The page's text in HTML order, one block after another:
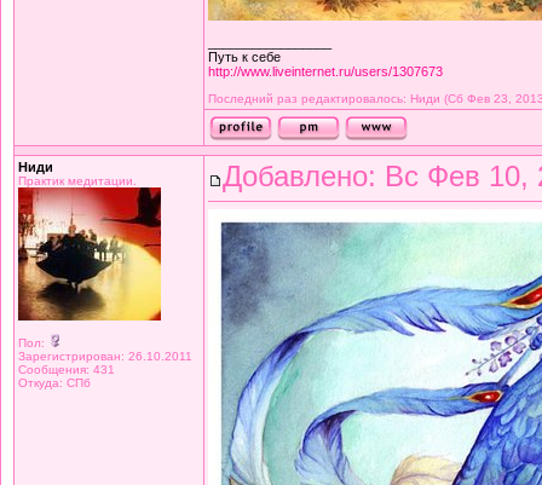
Путь к себе
http://www.liveinternet.ru/users/1307673
Последний раз редактировалось: Ниди (Сб Фев 23,
Ниди
Практик медитации.
Пол:
Зарегистрирован: 26.10.2011
Сообщения: 431
Откуда: СПб
Добавлено: Вс Фев 10,